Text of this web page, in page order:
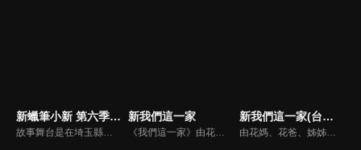
新蠟筆小新 第六季(中文版)
故事舞台是在埼玉縣春日部市，一位正在「雙葉幼稚園」學習的五歲的小孩──野原新之助，在日常生活中發生的有趣好玩事。
新我們這一家
《我們這一家》由花媽、花爸、姊姊橘子、弟弟柚子組成，是日本一部以小家庭成員為中心，表現出日常生活中所發生大小事為題材的漫畫與動畫作品。
新我們這一家(台語版)
由花媽、花爸、姊姊橘子、弟弟柚子組成，是日本一部以小家庭成員為中心，表現出日常生活中所發生大小事為題材的漫畫與動畫作品。